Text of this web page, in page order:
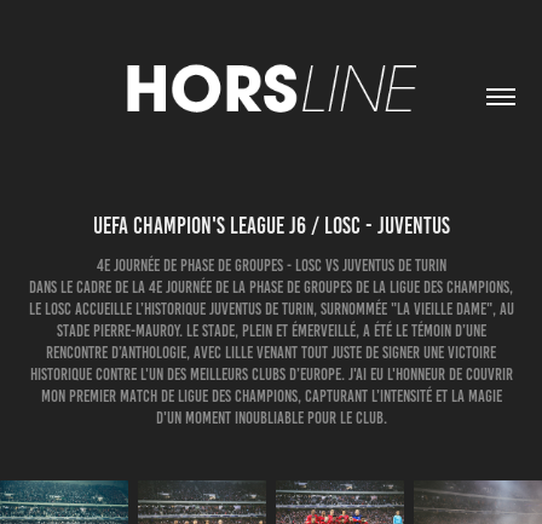
UEFA CHAMPION'S LEAGUE J6 / LOSC - JUVENTUS
4e journée de phase de groupes - LOSC vs Juventus de Turin
Dans le cadre de la 4e journée de la phase de groupes de la Ligue des Champions,
le LOSC accueille l’historique Juventus de Turin, surnommée "La Vieille Dame", au
Stade Pierre-Mauroy. Le stade, plein et émerveillé, a été le témoin d’une
rencontre d’anthologie, avec Lille venant tout juste de signer une victoire
historique contre l'un des meilleurs clubs d’Europe. J'ai eu l'honneur de couvrir
mon premier match de Ligue des Champions, capturant l’intensité et la magie
d'un moment inoubliable pour le club.